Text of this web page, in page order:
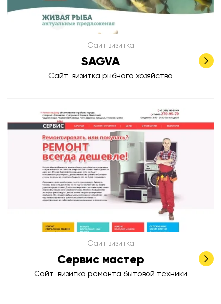
Сайт визитка
SAGVA
Сайт-визитка рыбного хозяйства
Сайт визитка
Сервис мастер
Сайт-визитка ремонта бытовой техники